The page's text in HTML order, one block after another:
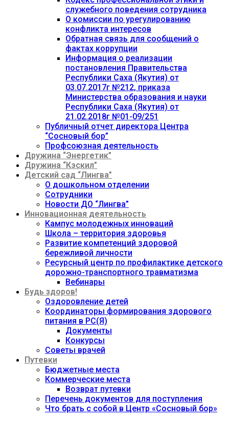
служебного поведения сотрудника
О комиссии по урегулированию
конфликта интересов
Обратная связь для сообщений о
фактах коррупции
Информация о реализации
постановления Правительства
Республики Саха (Якутия) от
03.07.2017г №212, приказа
Министерства образования и науки
Республики Саха (Якутия) от
21.02.2018г №01-09/251
Публичный отчет директора Центра
“Сосновый бор”
Профсоюзная деятельность
Дружина “Энергетик”
Дружина “Кэскил”
Детский сад “Лингва”
О дошкольном отделении
Сотрудники
Новости ДО “Лингва”
Инновационная деятельность
Кампус молодежных инноваций
Школа – территория здоровья
Развитие компетенций здоровой
бережливой личности
Ресурсный центр по профилактике детского
дорожно-транспортного травматизма
Вебинары
Будь здоров!
Оздоровление детей
Координаторы формирования здорового
питания в РС(Я)
Документы
Конкурсы
Советы врачей
Путевки
Бюджетные места
Коммерческие места
Возврат путевки
Перечень документов для поступления
Что брать с собой в Центр «Сосновый бор»